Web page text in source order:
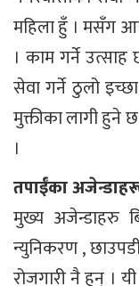
महिला हुँ । मसँग
। काम गर्ने
सेवा गर्ने ठुलो
मुक्तीका लागी हुने
।
तपाईंका
मुख्य अजेन्डाहरु
न्युनिकरण , छाउपडी
रोजगारी नै हुन् ।